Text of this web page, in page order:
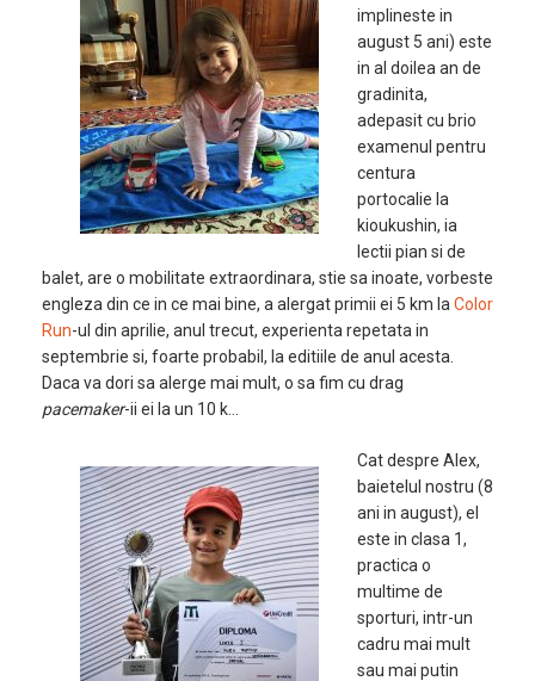
implineste in
august 5 ani) este
in al doilea an de
gradinita,
adepasit cu brio
examenul pentru
centura
portocalie la
kioukushin, ia
lectii pian si de
balet, are o mobilitate extraordinara, stie sa inoate, vorbeste
engleza din ce in ce mai bine, a alergat primii ei 5 km la Color
Run-ul din aprilie, anul trecut, experienta repetata in
septembrie si, foarte probabil, la editiile de anul acesta.
Daca va dori sa alerge mai mult, o sa fim cu drag
pacemaker-ii ei la un 10 k…
Cat despre Alex,
baietelul nostru (8
ani in august), el
este in clasa 1,
practica o
multime de
sporturi, intr-un
cadru mai mult
sau mai putin